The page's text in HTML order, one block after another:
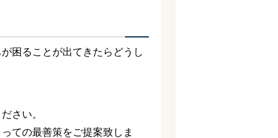
困ることが出てきたらどうし
さい。
ての最善策をご提案致しま